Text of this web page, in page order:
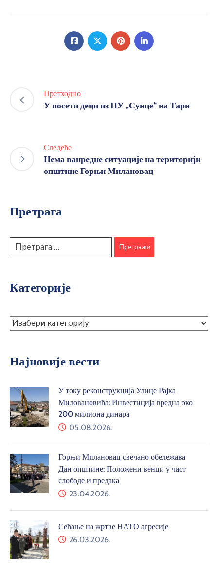
Претходно
У посети деци из ПУ „Сунце“ на Тари
Следеће
Нема ванредне ситуације на територији
општине Горњи Милановац
Претрага
Категорије
Најновије вести
У току реконструкција Улице Рајка
Миловановића: Инвестиција вредна око
200 милиона динара
05.08.2026.
Горњи Милановац свечано обележава
Дан општине: Положени венци у част
слободе и предака
23.04.2026.
Сећање на жртве НАТО агресије
26.03.2026.